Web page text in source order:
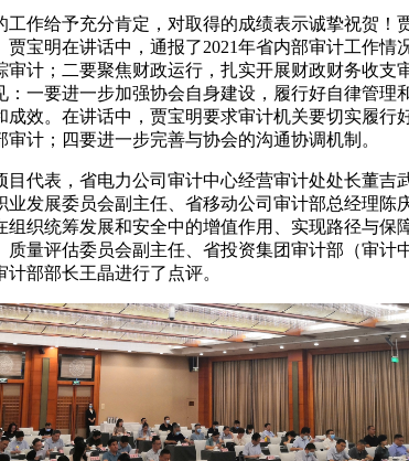
作给予充分肯定，对取得的成绩表示诚挚祝贺
宝明在讲话中，通报了2021年省内部审计工作
计；二要聚焦财政运行，扎实开展财政财务收
一要进一步加强协会自身建设，履行好自律管
效。在讲话中，贾宝明要求审计机关要切实履
计；四要进一步完善与协会的沟通协调机制。
代表，省电力公司审计中心经营审计处处长董
发展委员会副主任、省移动公司审计部总经理陈
织统筹发展和安全中的增值作用、实现路径与
量评估委员会副主任、省投资集团审计部（审
部部长王晶进行了点评。